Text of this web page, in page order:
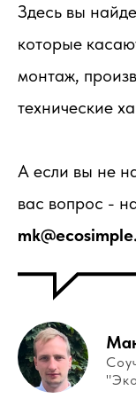
Здесь вы
которые
монтаж,
технические
А если вы не
вас вопрос -